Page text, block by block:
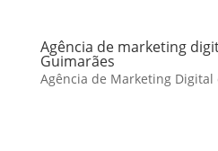
Agência de marketing
Guimarães
Agência de Marketing Digital